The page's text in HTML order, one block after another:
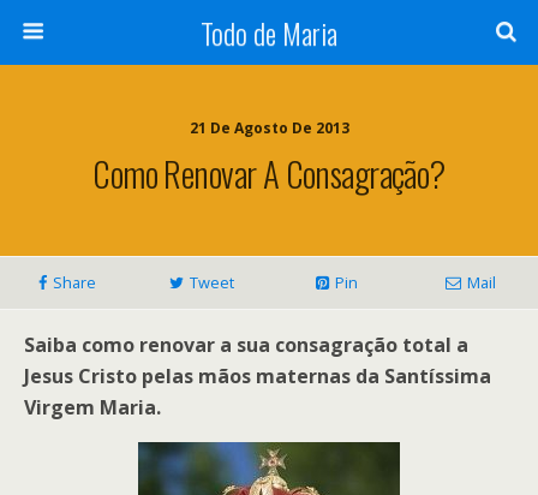
Todo de Maria
21 De Agosto De 2013
Como Renovar A Consagração?
Share Tweet Pin Mail
Saiba como renovar a sua consagração total a
Jesus Cristo pelas mãos maternas da Santíssima
Virgem Maria.